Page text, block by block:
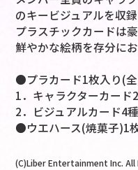
のキービジュアルを収録
プラスチックカードは
鮮やかな絵柄を存分に
●プラカード1枚入り(
1．キャラクターカード
2．ビジュアルカード4種
●ウエハース(焼菓子)1
(C)Liber Entertainment Inc.